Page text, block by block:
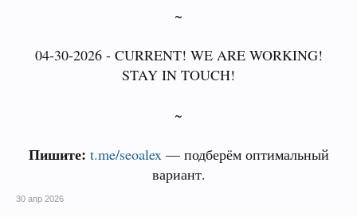
~
04-30-2026 - CURRENT! WE ARE WORKING!
STAY IN TOUCH!
~
Пишите: t.me/seoalex— подберём оптимальный
вариант.
30 апр 2026